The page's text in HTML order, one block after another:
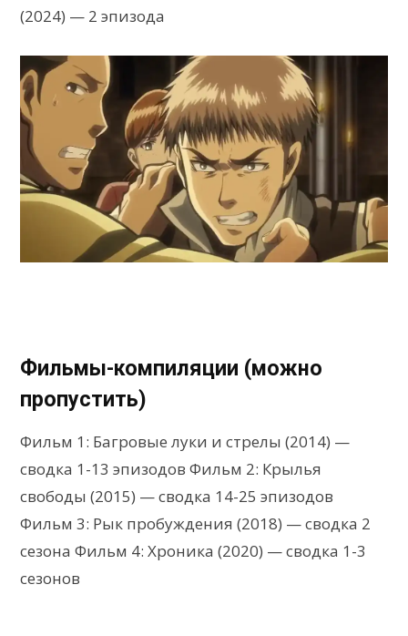
(2024) — 2 эпизода
Фильмы-компиляции (можно
пропустить)
Фильм 1: Багровые луки и стрелы (2014) —
сводка 1-13 эпизодов Фильм 2: Крылья
свободы (2015) — сводка 14-25 эпизодов
Фильм 3: Рык пробуждения (2018) — сводка 2
сезона Фильм 4: Хроника (2020) — сводка 1-3
сезонов